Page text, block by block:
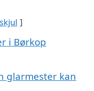
skjul
i Børkop
glarmester kan